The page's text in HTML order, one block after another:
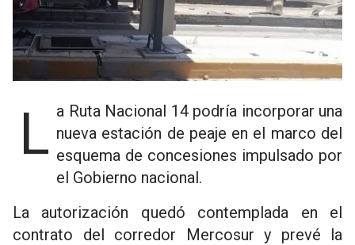
La Ruta Nacional 14 podría incorporar una nueva estación de peaje en el marco del
esquema de concesiones impulsado por
el Gobierno nacional.
La autorización quedó contemplada en el
contrato del corredor Mercosur y prevé la